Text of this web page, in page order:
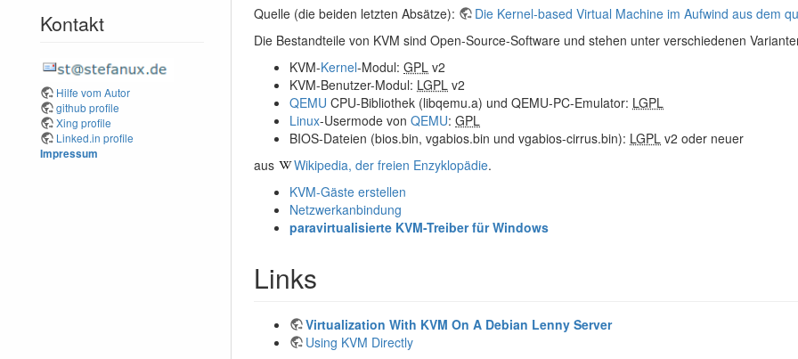
Kontakt
Hilfe vom Autor
github profile
Xing profile
Linked.in profile
Impressum
Quelle (die beiden letzten Absätze):
Die Kernel-based Virtual Machine im Aufwind aus dem
Die Bestandteile von KVM sind Open-Source-Software und stehen unter verschiedenen
KVM-Kernel-Modul: GPL v2
KVM-Benutzer-Modul: LGPL v2
QEMU CPU-Bibliothek (libqemu.a) und QEMU-PC-Emulator: LGPL
Linux-Usermode von QEMU: GPL
BIOS-Dateien (bios.bin, vgabios.bin und vgabios-cirrus.bin): LGPL v2 oder neuer
aus
Wikipedia, der freien Enzyklopädie.
KVM-Gäste erstellen
Netzwerkanbindung
paravirtualisierte KVM-Treiber für Windows
Links
Virtualization With KVM On A Debian Lenny Server
Using KVM Directly